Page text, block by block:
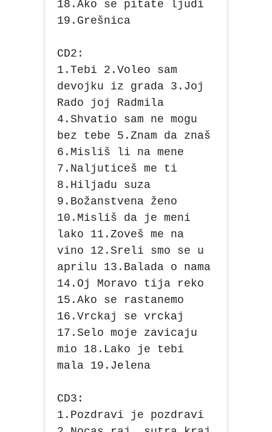
18.Ako se pitate ljudi
19.Grešnica
CD2:
1.Tebi 2.Voleo sam
devojku iz grada 3.Joj
Rado joj Radmila
4.Shvatio sam ne mogu
bez tebe 5.Znam da znaš
6.Misliš li na mene
7.Naljuticeš me ti
8.Hiljadu suza
9.Božanstvena ženo
10.Misliš da je meni
lako 11.Zoveš me na
vino 12.Sreli smo se u
aprilu 13.Balada o nama
14.Oj Moravo tija reko
15.Ako se rastanemo
16.Vrckaj se vrckaj
17.Selo moje zavicaju
mio 18.Lako je tebi
mala 19.Jelena
CD3:
1.Pozdravi je pozdravi